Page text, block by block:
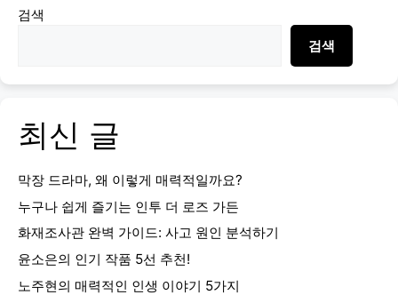
검색
검색
최신 글
막장 드라마, 왜 이렇게 매력적일까요?
누구나 쉽게 즐기는 인투 더 로즈 가든
화재조사관 완벽 가이드: 사고 원인 분석하기
윤소은의 인기 작품 5선 추천!
노주현의 매력적인 인생 이야기 5가지